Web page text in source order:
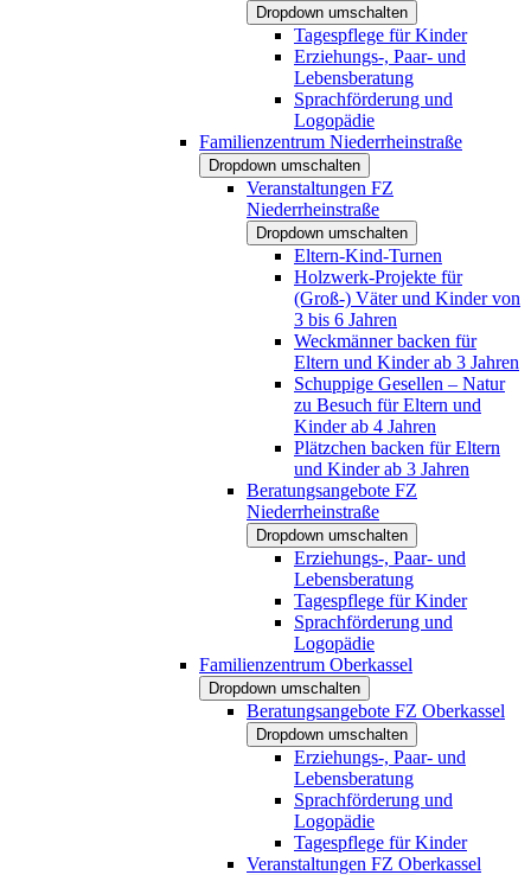
Dropdown umschalten
Tagespflege für Kinder
Erziehungs-, Paar- und
Lebensberatung
Sprachförderung und
Logopädie
Familienzentrum Niederrheinstraße
Dropdown umschalten
Veranstaltungen FZ
Niederrheinstraße
Dropdown umschalten
Eltern-Kind-Turnen
Holzwerk-Projekte für
(Groß-) Väter und Kinder von
3 bis 6 Jahren
Weckmänner backen für
Eltern und Kinder ab 3 Jahren
Schuppige Gesellen – Natur
zu Besuch für Eltern und
Kinder ab 4 Jahren
Plätzchen backen für Eltern
und Kinder ab 3 Jahren
Beratungsangebote FZ
Niederrheinstraße
Dropdown umschalten
Erziehungs-, Paar- und
Lebensberatung
Tagespflege für Kinder
Sprachförderung und
Logopädie
Familienzentrum Oberkassel
Dropdown umschalten
Beratungsangebote FZ Oberkassel
Dropdown umschalten
Erziehungs-, Paar- und
Lebensberatung
Sprachförderung und
Logopädie
Tagespflege für Kinder
Veranstaltungen FZ Oberkassel